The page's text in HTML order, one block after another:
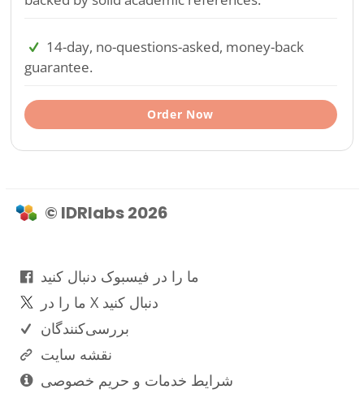
14-day, no-questions-asked, money-back
guarantee.
Order Now
© IDRlabs 2026
ما را در فیسبوک دنبال کنید
ما را در X دنبال کنید
بررسی‌کنندگان
نقشه سایت
شرایط خدمات و حریم خصوصی